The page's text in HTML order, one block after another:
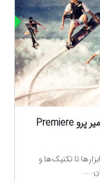
مینی‌دوره رایگان 300 دقیقه آموزش پریمیر پرو Premiere
تا تکنیک‌ها و
...